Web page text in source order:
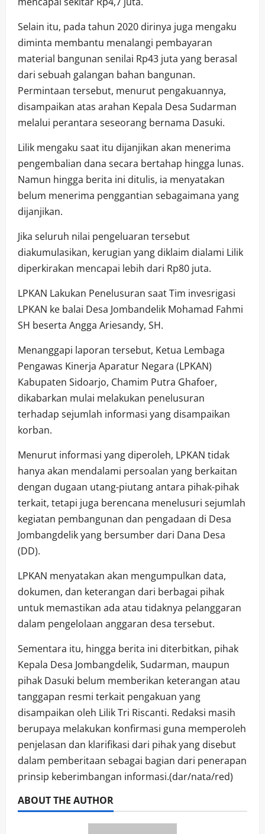
Selain itu, pada tahun 2020 dirinya juga mengaku
diminta membantu menalangi pembayaran
material bangunan senilai Rp43 juta yang berasal
dari sebuah galangan bahan bangunan.
Permintaan tersebut, menurut pengakuannya,
disampaikan atas arahan Kepala Desa Sudarman
melalui perantara seseorang bernama Dasuki.
Lilik mengaku saat itu dijanjikan akan menerima
pengembalian dana secara bertahap hingga lunas.
Namun hingga berita ini ditulis, ia menyatakan
belum menerima penggantian sebagaimana yang
dijanjikan.
Jika seluruh nilai pengeluaran tersebut
diakumulasikan, kerugian yang diklaim dialami Lilik
diperkirakan mencapai lebih dari Rp80 juta.
LPKAN Lakukan Penelusuran saat Tim invesrigasi
LPKAN ke balai Desa Jombandelik Mohamad Fahmi
SH beserta Angga Ariesandy, SH.
Menanggapi laporan tersebut, Ketua Lembaga
Pengawas Kinerja Aparatur Negara (LPKAN)
Kabupaten Sidoarjo, Chamim Putra Ghafoer,
dikabarkan mulai melakukan penelusuran
terhadap sejumlah informasi yang disampaikan
korban.
Menurut informasi yang diperoleh, LPKAN tidak
hanya akan mendalami persoalan yang berkaitan
dengan dugaan utang-piutang antara pihak-pihak
terkait, tetapi juga berencana menelusuri sejumlah
kegiatan pembangunan dan pengadaan di Desa
Jombangdelik yang bersumber dari Dana Desa
(DD).
LPKAN menyatakan akan mengumpulkan data,
dokumen, dan keterangan dari berbagai pihak
untuk memastikan ada atau tidaknya pelanggaran
dalam pengelolaan anggaran desa tersebut.
Sementara itu, hingga berita ini diterbitkan, pihak
Kepala Desa Jombangdelik, Sudarman, maupun
pihak Dasuki belum memberikan keterangan atau
tanggapan resmi terkait pengakuan yang
disampaikan oleh Lilik Tri Riscanti. Redaksi masih
berupaya melakukan konfirmasi guna memperoleh
penjelasan dan klarifikasi dari pihak yang disebut
dalam pemberitaan sebagai bagian dari penerapan
prinsip keberimbangan informasi.(dar/nata/red)
ABOUT THE AUTHOR